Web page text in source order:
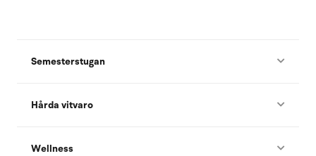
Semesterstugan
Hårda vitvaro
Wellness